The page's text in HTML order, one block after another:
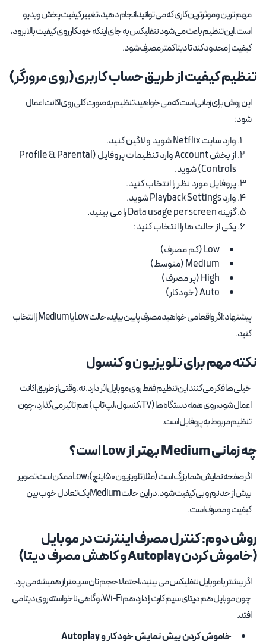
مهم ترین و موثرترین کاری که می توانید انجام دهید، تغییر کیفیت پخش ویدیو
است. این تنظیم باعث می شود نتفلیکس به جای اینکه خودکار روی کیفیت بالا برود،
کیفیت را محدود کند تا دیتا کمتر مصرف شود.
تنظیم کیفیت از طریق حساب کاربری (روی مرورگر)
این روش برای زمانی است که می خواهید تنظیم به صورت کلی روی اکانت اعمال
شود:
وارد سایت Netflix شوید و لاگین کنید.
از بخش Account وارد تنظیمات پروفایل (Profile & Parental
Controls) شوید.
پروفایل مورد نظر را انتخاب کنید.
وارد Playback Settings شوید.
گزینه Data usage per screen را می بینید.
یکی از حالت ها را انتخاب کنید:
Low (کم مصرف)
Medium (متوسط)
High (پر مصرف)
Auto (خودکار)
پیشنهاد: اگر واقعا می خواهید مصرف پایین بیاید، حالت Low یا Medium را انتخاب
کنید.
نکته مهم برای تلویزیون و کنسول
خیلی ها فکر می کنند این تنظیم فقط روی موبایل اثر دارد. نه. وقتی از طریق اکانت
اعمال شود، روی همه دستگاه ها (TV، کنسول، لپ تاپ) هم تاثیر می گذارد، چون
تنظیم مربوط به پروفایل است.
چه زمانی Medium بهتر از Low است؟
اگر صفحه نمایش شما بزرگ است (مثلا تلویزیون 50 اینچ)، Low ممکن است تصویر
بیش از حد نرم و بی کیفیت شود. در این حالت Medium یک تعادل خوب بین
کیفیت و مصرف است.
روش دوم: کنترل مصرف اینترنت در موبایل
(خاموش کردن Autoplay و کاهش مصرف دیتا)
اگر بیشتر با موبایل نتفلیکس می بینید، احتمالا حجم تان سریعتر از همیشه می پرد.
چون موبایل هم دیتای سیم کارت را دارد هم Wi-Fi، و گاهی ناخواسته روی دیتا می
افتد.
خاموش کردن پیش نمایش خودکار و Autoplay